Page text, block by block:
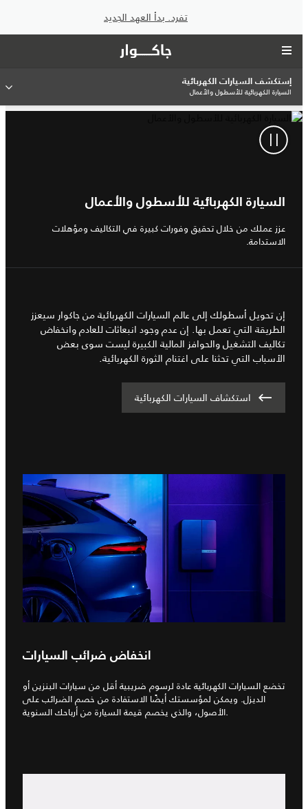
تفرد. بدأ العهد الجديد
إستكشف السيارات الكهربائية
السيارة الكهربائية للأسطول والأعمال
السيارة الكهربائية للأسطول والأعمال
عزز عملك من خلال تحقيق وفورات كبيرة في التكاليف ومؤهلات
الاستدامة.
إن تحويل أسطولك إلى عالم السيارات الكهربائية من جاكوار سيعزز
الطريقة التي تعمل بها. إن عدم وجود انبعاثات للعادم وانخفاض
تكاليف التشغيل والحوافز المالية الكبيرة ليست سوى بعض
الأسباب التي تحثنا على اغتنام الثورة الكهربائية.
استكشاف السيارات الكهربائية
انخفاض ضرائب السيارات
تخضع السيارات الكهربائية عادة لرسوم ضريبية أقل من سيارات البنزين أو
الديزل. ويمكن لمؤسستك أيضًا الاستفادة من خصم الضرائب على
الأصول، والذي يخصم قيمة السيارة من أرباحك السنوية.